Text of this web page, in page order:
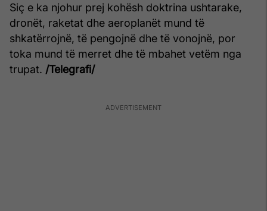
Siç e ka njohur prej kohësh doktrina ushtarake,
dronët, raketat dhe aeroplanët mund të
shkatërrojnë, të pengojnë dhe të vonojnë, por
toka mund të merret dhe të mbahet vetëm nga
trupat. /Telegrafi/